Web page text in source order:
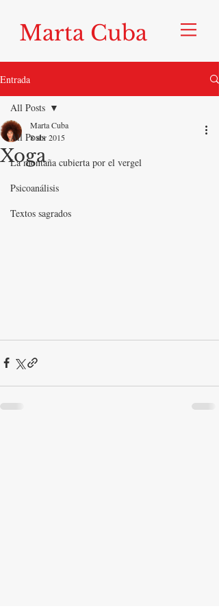
Marta Cuba
Entrada
All Posts
La montaña cubierta por el vergel
Psicoanálisis
Textos sagrados
All Posts
Xoga
Marta Cuba
8 abr 2015